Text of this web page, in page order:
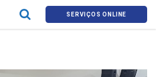
SERVIÇOS ONLINE